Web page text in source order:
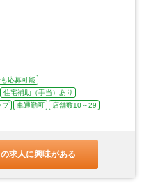
応募可能
住宅補助（手当）あり
プ 車通勤可
店舗数10～29
求人に興味がある